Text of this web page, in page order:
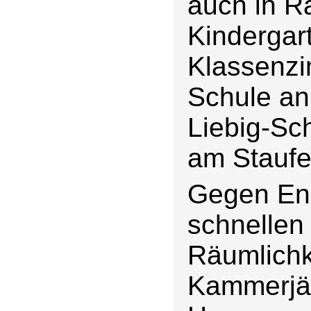
Schule
Liebig-
am
Gegen